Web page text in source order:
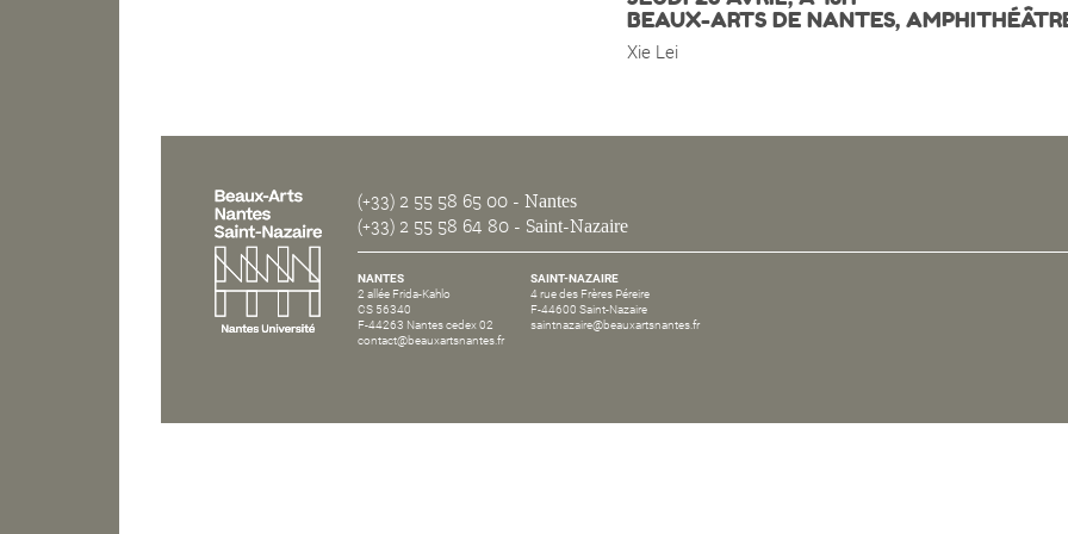
BEAUX-ARTS DE NANTES,
Xie Lei
(+33) 2 55 58 65 00 - Nantes
(+33) 2 55 58 64 80 - Saint-Nazaire
NANTES
2 allée Frida-Kahlo
CS 56340
F-44263 Nantes cedex 02
contact@beauxartsnantes.fr
SAINT-NAZAIRE
4 rue des Frères Péreire
F-44600 Saint-Nazaire
saintnazaire@beauxartsnantes.fr